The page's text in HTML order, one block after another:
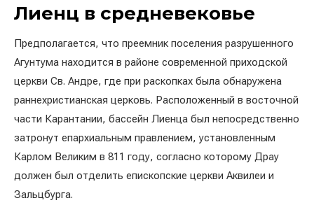
Лиенц в средневековье
Предполагается, что преемник поселения разрушенного
Агунтума находится в районе современной приходской
церкви Св. Андре, где при раскопках была обнаружена
раннехристианская церковь. Расположенный в восточной
части Карантании, бассейн Лиенца был непосредственно
затронут епархиальным правлением, установленным
Карлом Великим в 811 году, согласно которому Драу
должен был отделить епископские церкви Аквилеи и
Зальцбурга.